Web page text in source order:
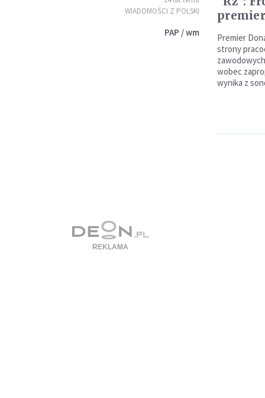
WIADOMOŚCI Z POLSKI
PAP / wm
Premier
strony
wobec
wynika z